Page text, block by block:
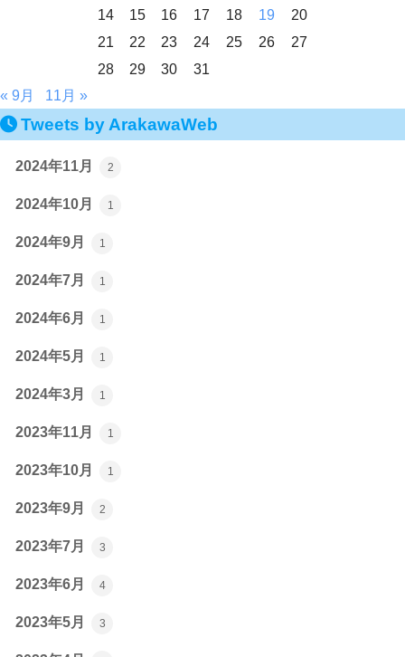
14
15 16 17 18 19
20
21
22 23 24 25 26
27
28
29 30
31
« 9月
11月 »
Tweets by ArakawaWeb
2024年11月 2
2024年10月 1
2024年9月 1
2024年7月 1
2024年6月 1
2024年5月 1
2024年3月 1
2023年11月 1
2023年10月 1
2023年9月 2
2023年7月 3
2023年6月 4
2023年5月 3